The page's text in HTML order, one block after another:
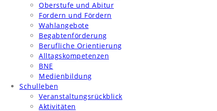
Oberstufe und Abitur
Fordern und Fördern
Wahlangebote
Begabtenförderung
Berufliche Orientierung
Alltagskompetenzen
BNE
Medienbildung
Schulleben
Veranstaltungsrückblick
Aktivitäten